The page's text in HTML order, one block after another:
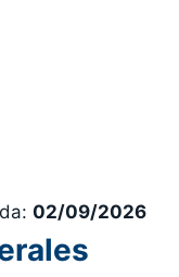
02/09/2026